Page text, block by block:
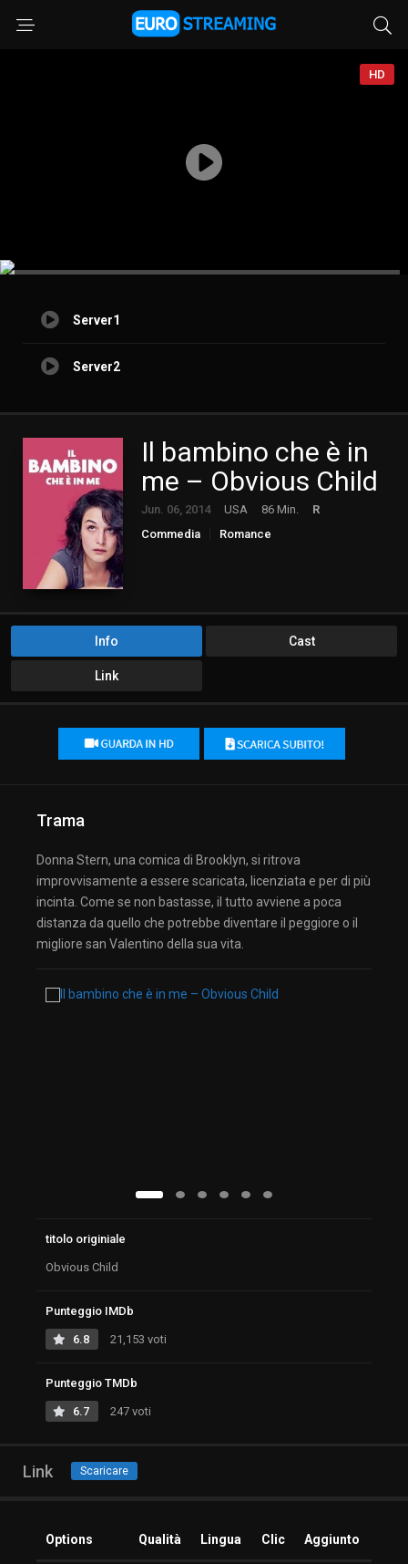
HD
Server1
Server2
Il bambino che è in
me – Obvious Child
Jun. 06, 2014 USA 86 Min.
R
Commedia
Romance
Info Cast
Link
Trama
Donna Stern, una comica di Brooklyn, si ritrova
improvvisamente a essere scaricata, licenziata e per di più
incinta. Come se non bastasse, il tutto avviene a poca
distanza da quello che potrebbe diventare il peggiore o il
migliore san Valentino della sua vita.
titolo originiale
Obvious Child
Punteggio IMDb
6.8 21,153 voti
Punteggio TMDb
6.7 247 voti
Link Scaricare
Options Qualità Lingua Clic Aggiunto